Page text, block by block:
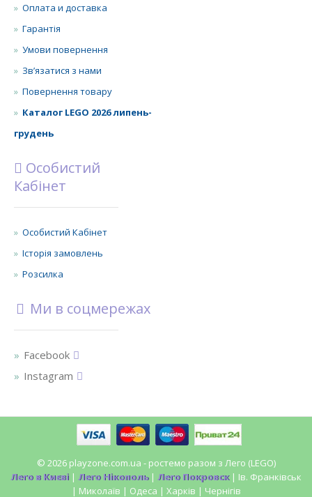
Оплата и доставка
Гарантія
Умови повернення
Зв’язатися з нами
Повернення товару
Каталог LEGO 2026 липень-
грудень
Особистий
Кабінет
Особистий Кабінет
Історія замовлень
Розсилка
Ми в соцмережах
Facebook
Instagram
© 2026 playzone.com.ua - ростемо разом з Лего (LEGO)
Лего в Києві | Лего Нікополь| Лего Покровск| Ів. Франківськ
| Миколаїв | Одеса | Харків | Чернігів